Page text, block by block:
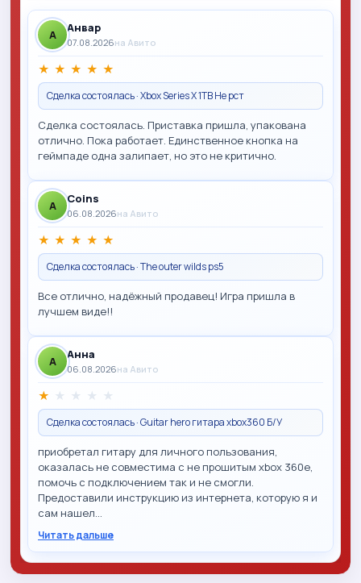
A Анвар
07.08.2026на Авито
★ ★ ★ ★ ★
Сделка состоялась · Xbox Series X 1TB Не рст
Сделка состоялась. Приставка пришла, упакована
отлично. Пока работает. Единственное кнопка на
геймпаде одна залипает, но это не критично.
A Coins
06.08.2026на Авито
★ ★ ★ ★ ★
Сделка состоялась · The outer wilds ps5
Все отлично, надёжный продавец! Игра пришла в
лучшем виде!!
A Анна
06.08.2026на Авито
★ ★ ★ ★ ★
Сделка состоялась · Guitar hero гитара xbox360 Б/У
приобретал гитару для личного пользования,
оказалась не совместима с не прошитым xbox 360e,
помочь с подключением так и не смогли.
Предоставили инструкцию из интернета, которую я и
сам нашел…
Читать дальше